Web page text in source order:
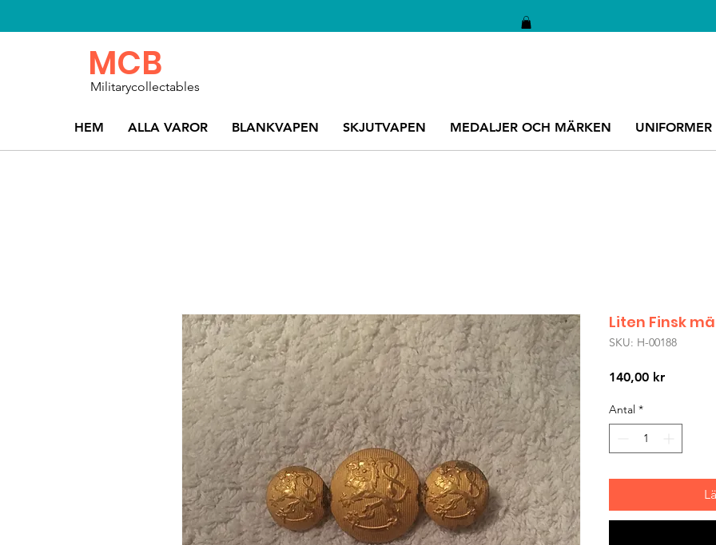
HEM ALLA VAROR BLANKVAPEN SKJUTVAPEN MEDALJER OCH MÄRKEN
MCB
Militarycollectables
Liten Finsk
SKU: H-00188
140,00 krPris
Antal *